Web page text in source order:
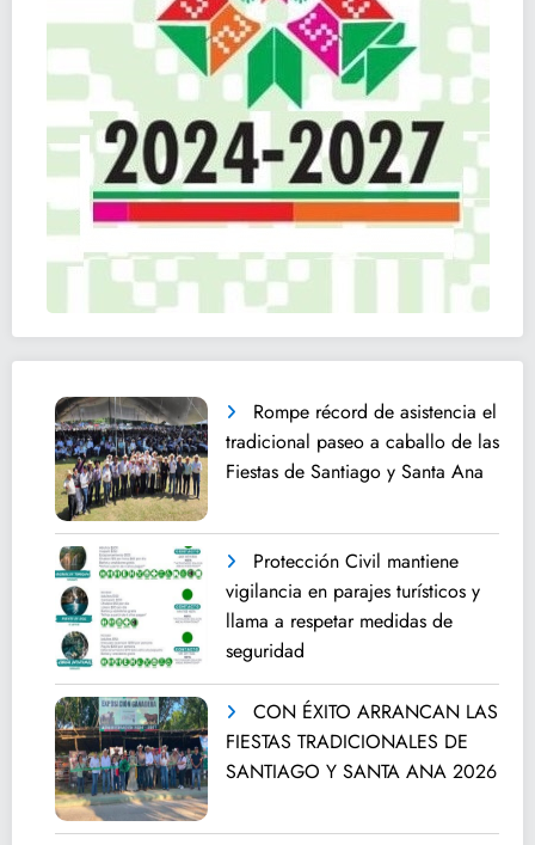
Rompe récord de asistencia el
tradicional paseo a caballo de las
Fiestas de Santiago y Santa Ana
Protección Civil mantiene
vigilancia en parajes turísticos y
llama a respetar medidas de
seguridad
CON ÉXITO ARRANCAN LAS
FIESTAS TRADICIONALES DE
SANTIAGO Y SANTA ANA 2026